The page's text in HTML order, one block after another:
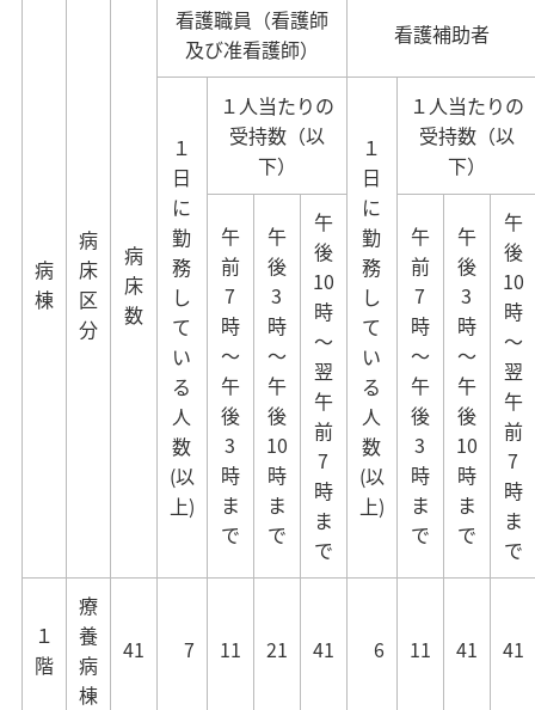
病
棟
病
床
区
分
病
床
数
看護職員（看護師
及び准看護師）
看護補助者
１
日
に
勤
務
し
て
い
る
人
数
(以
上)
１人当たりの
受持数（以
下）
１
日
に
勤
務
し
て
い
る
人
数
(以
上)
１人当たりの
受持数（以
下）
午
前
7
時
～
午
後
3
時
ま
で
午
後
3
時
～
午
後
10
時
ま
で
午
後
10
時
～
翌
午
前
7
時
ま
で
午
前
7
時
～
午
後
3
時
ま
で
午
後
3
時
～
午
後
10
時
ま
で
午
後
10
時
～
翌
午
前
7
時
ま
で
１
階
療
養
病
棟
41 7 11 21 41 6 11 41 41